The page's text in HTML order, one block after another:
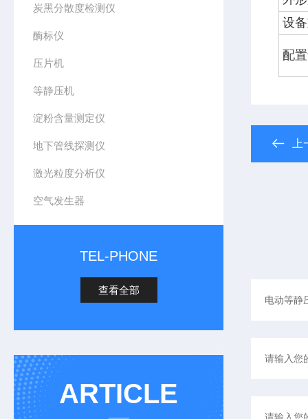
炭黑分散度检测仪
酶标仪
压片机
等静压机
淀粉含量测定仪
地下管线探测仪
激光粒度分析仪
空气发生器
TEL-PHONE
查看全部
ARTICLE
设
配